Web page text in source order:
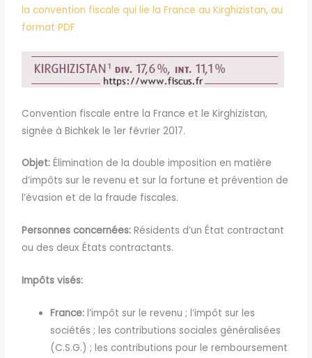
la convention fiscale qui lie la France au Kirghizistan, au
format PDF
Convention fiscale entre la France et le Kirghizistan,
signée à Bichkek le 1er février 2017.
Objet: Élimination de la double imposition en matière
d’impôts sur le revenu et sur la fortune et prévention de
l’évasion et de la fraude fiscales.
Personnes concernées: Résidents d’un État contractant
ou des deux États contractants.
Impôts visés:
France: l’impôt sur le revenu ; l’impôt sur les
sociétés ; les contributions sociales généralisées
(C.S.G.) ; les contributions pour le remboursement